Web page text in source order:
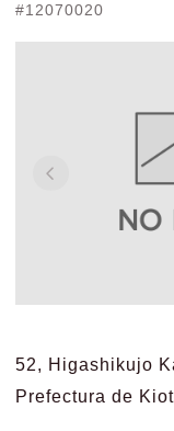
#12070020
52, Higashikujo
Prefectura de